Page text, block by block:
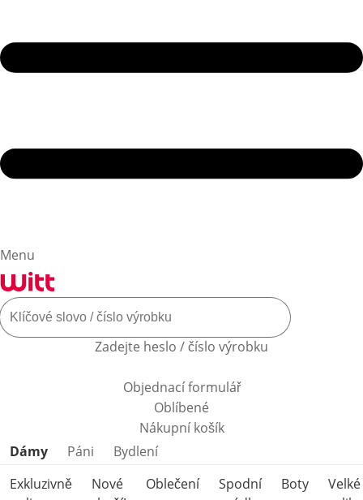
Menu
Zadejte heslo / číslo výrobku
Objednací formulář
Oblíbené
Nákupní košík
Přeskočit kategorie produktů
Dámy Páni
Bydlení
Exkluzivně
Nové
Oblečení
Spodní
Boty
Velké